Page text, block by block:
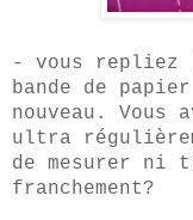
- vous
bande de
nouveau. Vous
ultra
de mesurer ni
franchement?